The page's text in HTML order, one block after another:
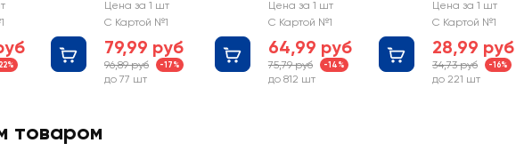
артезианская 1-й
категории
Цена за 1 шт
С Картой №1
79,99 руб
96,89 руб -17%
до 77 шт
негазированная
Цена за 1 шт
С Картой №1
64,99 руб
75,79 руб -14%
до 812 шт
Цена за 1 шт
С Картой №1
28,99 руб
34,73 руб -16%
до 221 шт
товаром